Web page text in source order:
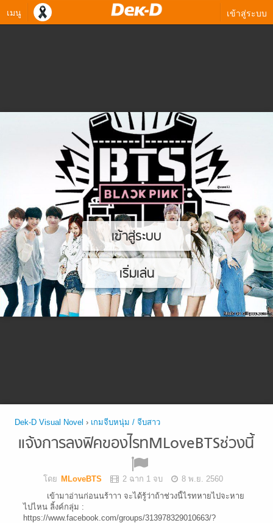
เมนู เข้าสู่ระบบ
เข้าสู่ระบบ
เริ่มเล่น
Dek-D Visual Novel › เกมจีบหนุ่ม / จีบสาว
แจ้งการลงฟิคของไรทMLoveBTSช่วงนี้
โดย MLoveBTS 2 ฉาก 1 จบ
8 พ.ย. 2560
เข้ามาอ่านก่อนนร้าาา จะได้รู้ว่าถ้าช่วงนี้ไรทหายไปจะหาย
ไปไหน ลิ้งค์กลุ่ม :
https://www.facebook.com/groups/313978329010663/?